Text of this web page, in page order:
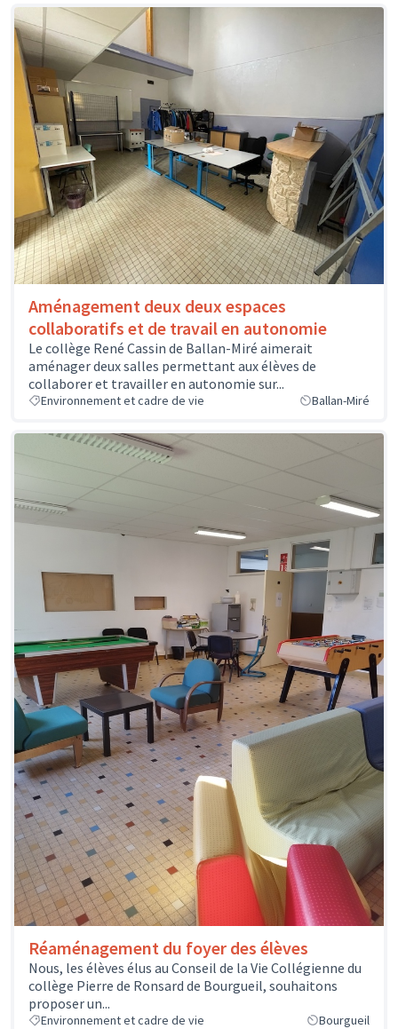
Aménagement deux deux espaces
collaboratifs et de travail en autonomie
Le collège René Cassin de Ballan-Miré aimerait
aménager deux salles permettant aux élèves de
collaborer et travailler en autonomie sur...
Environnement et cadre de vie Ballan-Miré
Réaménagement du foyer des élèves
Nous, les élèves élus au Conseil de la Vie Collégienne du
collège Pierre de Ronsard de Bourgueil, souhaitons
proposer un...
Environnement et cadre de vie Bourgueil